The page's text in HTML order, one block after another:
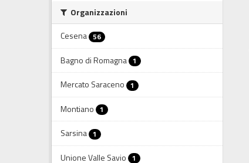
Organizzazioni
Cesena 56
Bagno di Romagna 1
Mercato Saraceno 1
Montiano 1
Sarsina 1
Unione Valle Savio 1